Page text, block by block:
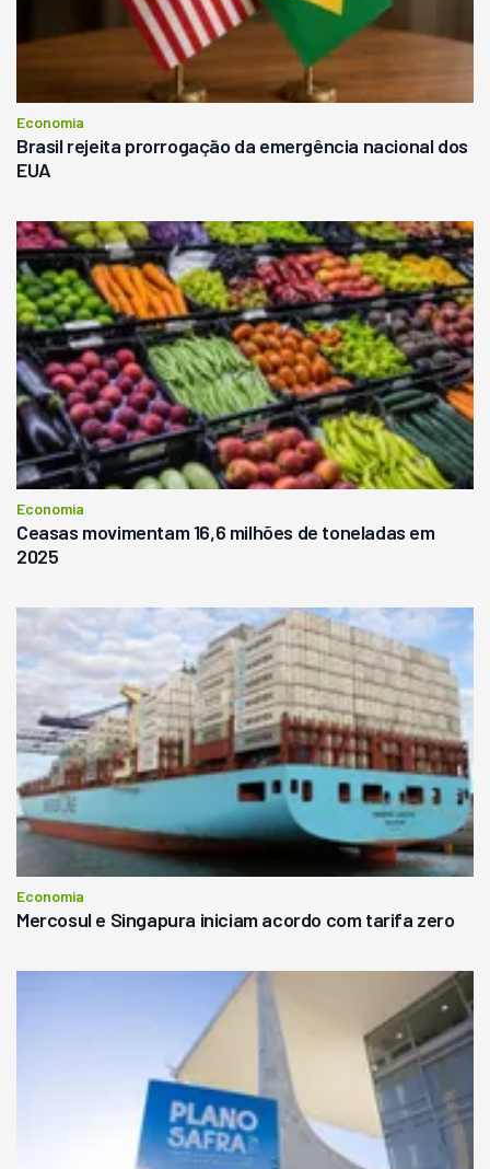
Economia
Brasil rejeita prorrogação da emergência nacional dos
EUA
Economia
Ceasas movimentam 16,6 milhões de toneladas em
2025
Economia
Mercosul e Singapura iniciam acordo com tarifa zero